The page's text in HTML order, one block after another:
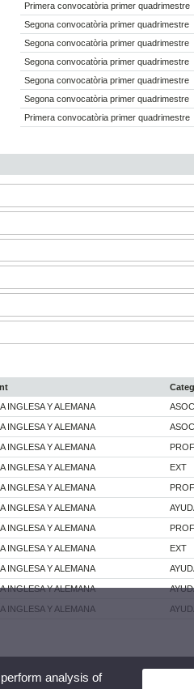
Primera convocatòria primer quadrimestre
Segona convocatòria primer quadrimestre
Segona convocatòria primer quadrimestre
Segona convocatòria primer quadrimestre
Segona convocatòria primer quadrimestre
Segona convocatòria primer quadrimestre
Primera convocatòria primer quadrimestre
INGLESA Y ALEMANA
INGLESA Y ALEMANA
INGLESA Y ALEMANA
INGLESA Y ALEMANA EXT
INGLESA Y ALEMANA
INGLESA Y ALEMANA
INGLESA Y ALEMANA
INGLESA Y ALEMANA EXT
INGLESA Y ALEMANA
INGLESA Y ALEMANA
INGLESA Y ALEMANA
analysis of